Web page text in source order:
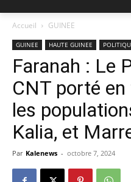
Accueil GUINEE
GUINEE HAUTE GUINEE
Faranah : Le
CNT porté
les
Kalia, et
Par Kalenews - octobre 7, 2024